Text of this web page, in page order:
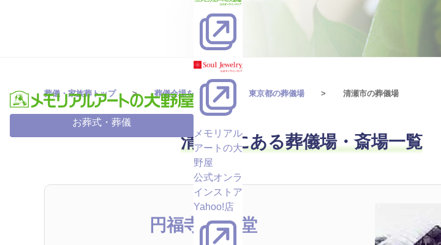
お葬式・葬儀
メモリアル
アートの大
野屋
公式オンラ
インストア
Yahoo!店
葬儀・家族葬トップ 葬儀会場を探す 東京都の葬儀場 清瀬市の葬儀場
清瀬市にある葬儀場・斎場一覧
円福寺 双樹堂